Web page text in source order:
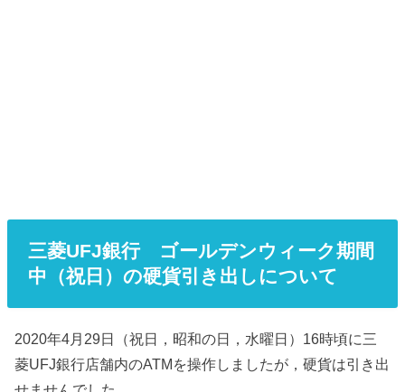
三菱UFJ銀行 ゴールデンウィーク期間
中（祝日）の硬貨引き出しについて
2020年4月29日（祝日，昭和の日，水曜日）16時頃に三
菱UFJ銀行店舗内のATMを操作しましたが，硬貨は引き出